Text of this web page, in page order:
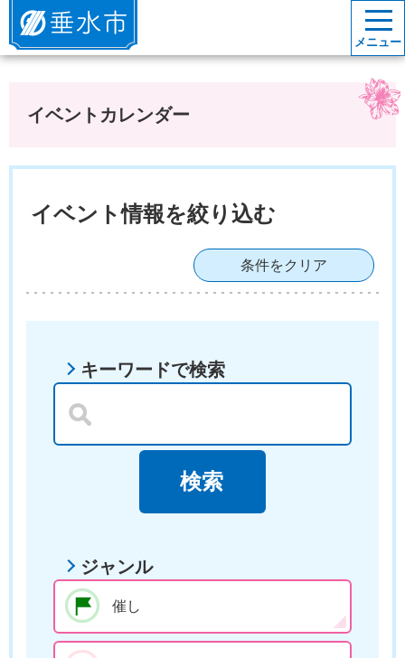
垂水市
メニュー
イベントカレンダー
イベント情報を絞り込む
条件をクリア
キーワードで検索
ジャンル
催し